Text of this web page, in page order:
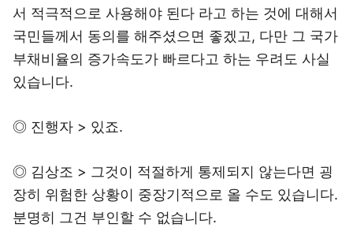
서 적극적으로 사용해야 된다 라고 하는 것에 대해서
국민들께서 동의를 해주셨으면 좋겠고, 다만 그 국가
부채비율의 증가속도가 빠르다고 하는 우려도 사실
있습니다.
◎ 진행자 > 있죠.
◎ 김상조 > 그것이 적절하게 통제되지 않는다면 굉
장히 위험한 상황이 중장기적으로 올 수도 있습니다.
분명히 그건 부인할 수 없습니다.